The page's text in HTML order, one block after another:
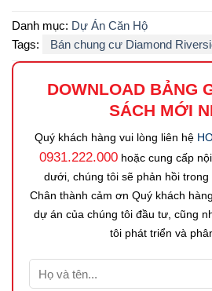
Danh mục: Dự Án Căn Hộ
Tags:
Bán chung cư Diamond
DOWNLOAD BẢNG
SÁCH MỚI
Quý khách hàng vui lòng liên hệ
0931.222.000 hoặc cung cấp
dưới, chúng tôi sẽ phản hồi
Chân thành cảm ơn Quý khách
dự án của chúng tôi đầu tư, cũng
tôi phát triển và